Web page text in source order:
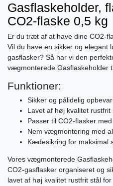
Gasflaskeholder,
CO2-flaske 0,5 kg
Er du træt af at have dine CO2-
Vil du have en sikker og elegant
gasflasker? Så har vi den
vægmonterede Gasflaskeholder
Funktioner:
Sikker og pålidelig
Lavet af høj kvalitet
Passer til CO2-flasker
Nem vægmontering med
Kædesikring for maksimal
Vores vægmonterede
CO2-gasflasker organiseret og
lavet af høj kvalitet rustfrit stål